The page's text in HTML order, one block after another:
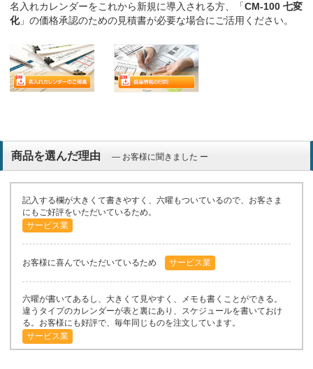
名入れカレンダーをこれから新規に導入される方、「CM-100 七変
化」の価格承認のための見積書が必要な場合にご活用ください。
商品を選んだ理由 ― お客様に聞きました ー
記入する欄が大きくて書きやすく、六曜もついているので、お客さま
にもご好評をいただいているため。
サービス業
お客様に喜んでいただいているため サービス業
六曜が書いてあるし、大きくて見やすく、メモも書くことができる。
違うタイプのカレンダーが表と裏にあり、スケジュールを書いておけ
る。お客様にも好評で、毎年同じものを注文しています。
サービス業